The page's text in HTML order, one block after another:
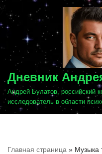
Перейти
к
содержимому
Дневник
Андрей Булатов, российский
исследователь в области
Главная страница » Музыка